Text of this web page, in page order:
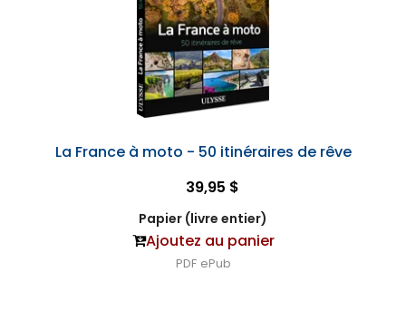
La France à moto - 50 itinéraires de rêve
39,95 $
Papier (livre entier)
Ajoutez au panier
PDF ePub